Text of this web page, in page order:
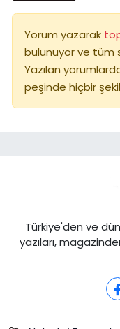
Yorum yazarak
bulunuyor ve tüm
Yazılan
peşinde hiçbir
Türkiye'den ve
yazıları,